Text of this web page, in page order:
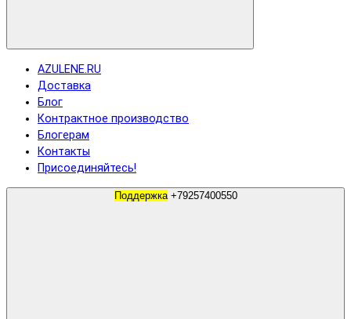
AZULENE.RU
Доставка
Блог
Контрактное производство
Блогерам
Контакты
Присоединяйтесь!
Поддержка +79257400550